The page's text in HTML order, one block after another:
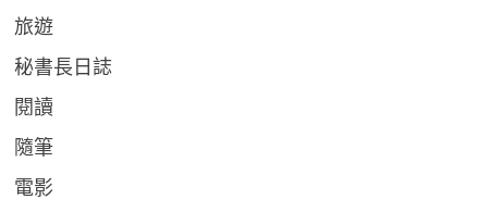
旅遊
秘書長日誌
閱讀
隨筆
電影